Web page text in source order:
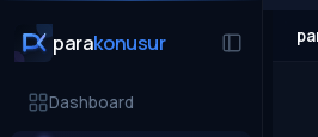
parakonusur
Dashboard